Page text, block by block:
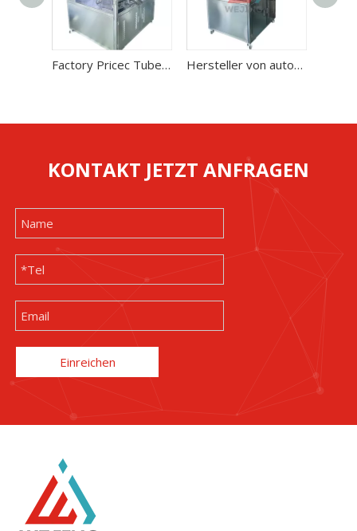
Factory Pricec Tube Heat Filling Sealing Machine für kosmetische Produkte Hersteller von automatischen Laserrohr-Füll- und Verschließmaschinen zu niedrigen Preisen
KONTAKT JETZT ANFRAGEN
Einreichen